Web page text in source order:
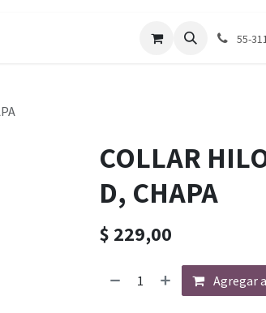
55-
COLLAR
D, CHAPA
$ 229,00
Agregar